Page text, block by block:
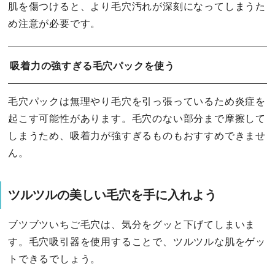
肌を傷つけると、より毛穴汚れが深刻になってしまうた
め注意が必要です。
吸着力の強すぎる毛穴パックを使う
毛穴パックは無理やり毛穴を引っ張っているため炎症を
起こす可能性があります。毛穴のない部分まで摩擦して
しまうため、吸着力が強すぎるものもおすすめできませ
ん。
ツルツルの美しい毛穴を手に入れよう
ブツブツいちご毛穴は、気分をグッと下げてしまいま
す。毛穴吸引器を使用することで、ツルツルな肌をゲッ
トできるでしょう。